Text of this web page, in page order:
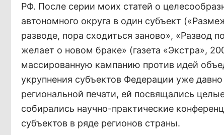
РФ. После серии моих статей о
автономного округа в один субъект
разводе, пора сходиться заново», «Развод
желает о новом браке» (газета «Экстра»,
массированную кампанию против идей
укрупнения субъектов Федерации уже
региональной печати, ей посвящались
собирались научно-практические
субъектов в ряде регионов страны.